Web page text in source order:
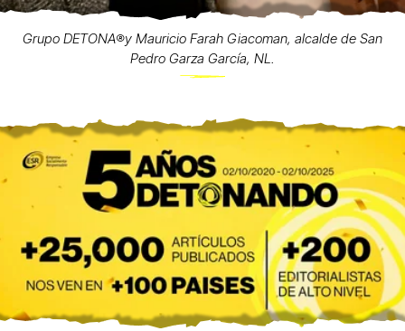
Grupo DETONA®️y Mauricio Farah Giacoman, alcalde de San
Pedro Garza García, NL.